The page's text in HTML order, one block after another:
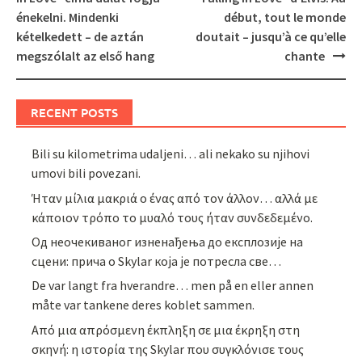
énekelni. Mindenki
kételkedett – de aztán
megszólalt az első hang
début, tout le monde
doutait – jusqu’à ce qu’elle
chante
RECENT POSTS
Bili su kilometrima udaljeni… ali nekako su njihovi
umovi bili povezani.
Ήταν μίλια μακριά ο ένας από τον άλλον… αλλά με
κάποιον τρόπο το μυαλό τους ήταν συνδεδεμένο.
Од неочекиваног изненађења до експлозије на
сцени: прича о Skylar која је потресла све…
De var langt fra hverandre… men på en eller annen
måte var tankene deres koblet sammen.
Από μια απρόσμενη έκπληξη σε μια έκρηξη στη
σκηνή: η ιστορία της Skylar που συγκλόνισε τους